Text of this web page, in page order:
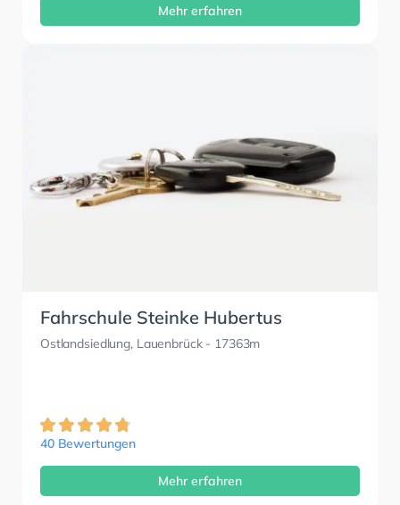
Mehr erfahren
Fahrschule Steinke Hubertus
Ostlandsiedlung, Lauenbrück- 17363m
40 Bewertungen
Mehr erfahren